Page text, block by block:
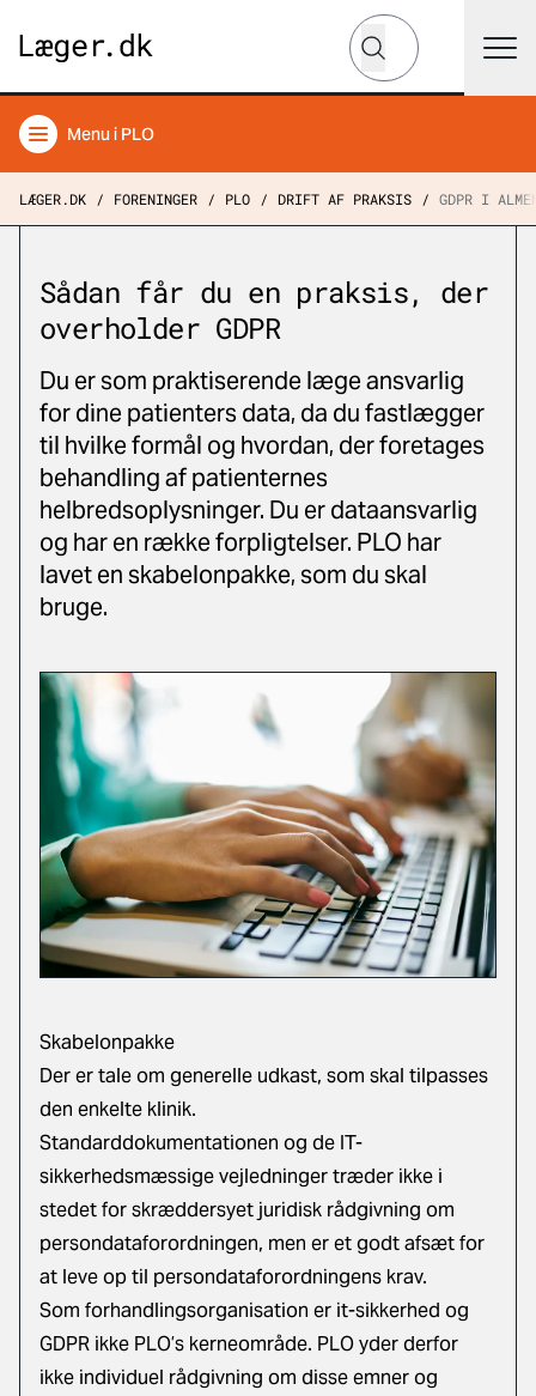
Hvad leder du efter?
Søg
Menu i PLO
LÆGER.DK FORENINGER PLO DRIFT AF PRAKSIS GDPR I
Sådan får du en praksis, der
overholder GDPR
Du er som praktiserende læge ansvarlig
for dine patienters data, da du fastlægger
til hvilke formål og hvordan, der foretages
behandling af patienternes
helbredsoplysninger. Du er dataansvarlig
og har en række forpligtelser. PLO har
lavet en skabelonpakke, som du skal
bruge.
Skabelonpakke
Der er tale om generelle udkast, som skal tilpasses
den enkelte klinik.
Standarddokumentationen og de IT-
sikkerhedsmæssige vejledninger træder ikke i
stedet for skræddersyet juridisk rådgivning om
persondataforordningen, men er et godt afsæt for
at leve op til persondataforordningens krav.
Som forhandlingsorganisation er it-sikkerhed og
GDPR ikke PLO’s kerneområde. PLO yder derfor
ikke individuel rådgivning om disse emner og